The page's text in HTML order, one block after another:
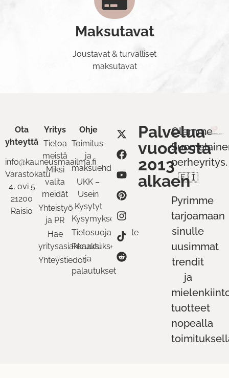
Maksutavat
Joustavat & turvalliset
maksutavat
Ota
yhteyttä
info@kauneusmaailma.fi
Varastokatu
4, ovi 5
21200
Raisio
Yritys
Tietoa
meistä
Miksi
valita
meidät
Yhteistyö
ja PR
Hae
yritysasiakkaaksi
Yhteystiedot
Ohje
Toimitus-
ja
maksuehdot
UKK –
Usein
Kysytyt
Kysymykset
Tietosuojaseloste
Peruutukset
ja
palautukset
Palvelua
vuodesta
2013
alkaen
Olemme
perheyritys.
🇫🇮
Pyrimme
tarjoamaan
sinulle
uusimmat
trendit
ja
tuotteet
nopealla